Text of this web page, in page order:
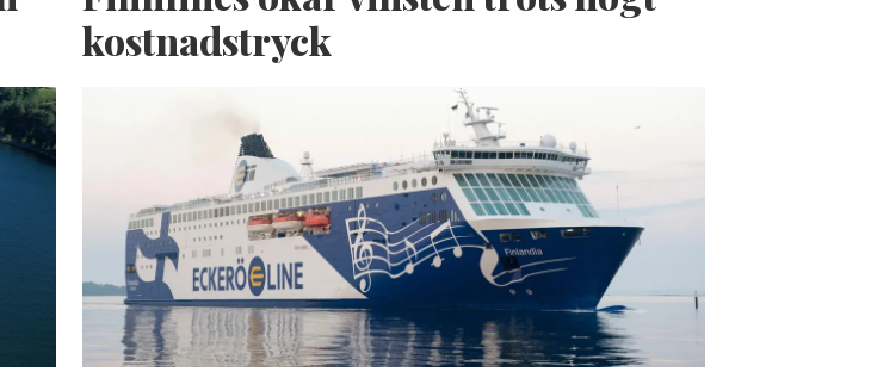
kostnadstryck